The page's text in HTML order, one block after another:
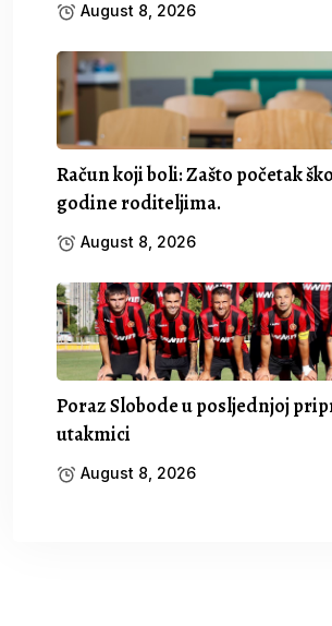
August 8, 2026
Račun koji boli: Zašto početak
godine roditeljima.
August 8, 2026
Poraz Slobode u posljednjoj
utakmici
August 8, 2026